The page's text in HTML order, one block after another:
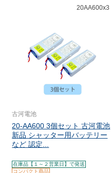
20AA600x3
古河電池
20-AA600 3個セット 古河電池
新品 シャッター用バッテリー
など 認定...
在庫品【１～２営業日】で発送
コンパクト商品